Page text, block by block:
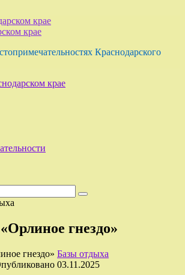
крае
Краснодарского
крае
гнездо»
Базы отдыха
03.11.2025